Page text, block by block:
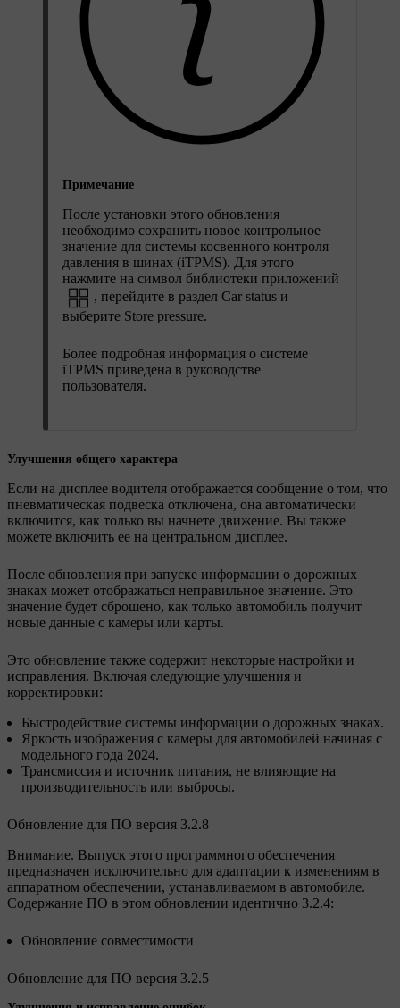
Примечание
После установки этого обновления
необходимо сохранить новое контрольное
значение для системы косвенного контроля
давления в шинах (iTPMS). Для этого
нажмите на символ библиотеки приложений
, перейдите в раздел Car statusи
выберите Store pressure.
Более подробная информация о системе
iTPMS приведена в руководстве
пользователя.
Улучшения общего характера
Если на дисплее водителя отображается сообщение о том, что
пневматическая подвеска отключена, она автоматически
включится, как только вы начнете движение. Вы также
можете включить ее на центральном дисплее.
После обновления при запуске информации о дорожных
знаках может отображаться неправильное значение. Это
значение будет сброшено, как только автомобиль получит
новые данные с камеры или карты.
Это обновление также содержит некоторые настройки и
исправления. Включая следующие улучшения и
корректировки:
Быстродействие системы информации о дорожных знаках.
Яркость изображения с камеры для автомобилей начиная с
модельного года 2024.
Трансмиссия и источник питания, не влияющие на
производительность или выбросы.
Обновление для ПО версия 3.2.8
Внимание. Выпуск этого программного обеспечения
предназначен исключительно для адаптации к изменениям в
аппаратном обеспечении, устанавливаемом в автомобиле.
Содержание ПО в этом обновлении идентично 3.2.4:
Обновление совместимости
Обновление для ПО версия 3.2.5